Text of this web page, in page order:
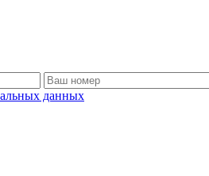
данных